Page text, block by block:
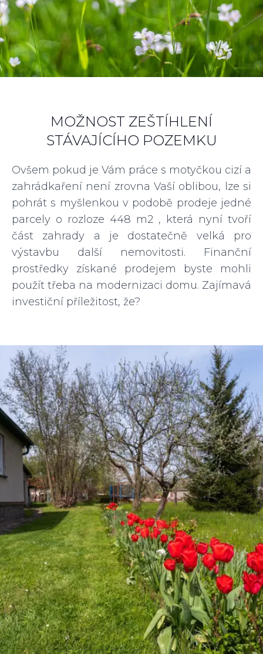
MOŽNOST ZEŠTÍHLENÍ
STÁVAJÍCÍHO POZEMKU
Ovšem pokud je Vám práce s motyčkou cizí a
zahrádkaření není zrovna Vaší oblibou, lze si
pohrát s myšlenkou v podobě prodeje jedné
parcely o rozloze 448 m2 , která nyní tvoří
část zahrady a je dostatečně velká pro
výstavbu další nemovitosti. Finanční
prostředky získané prodejem byste mohli
použít třeba na modernizaci domu. Zajímavá
investiční příležitost, že?